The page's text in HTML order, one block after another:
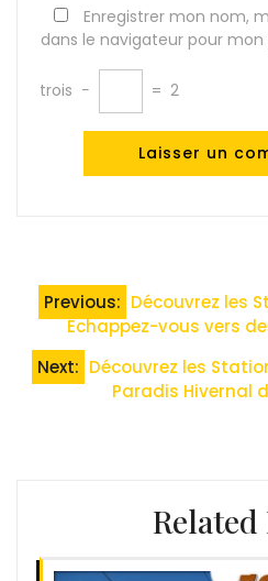
Enregistrer mon nom,
dans le navigateur pour
trois − = 2
Navigation
de
l’article
Previous: Découvrez les
Échappez-vous vers
Next: Découvrez les
Paradis Hivernal
Related